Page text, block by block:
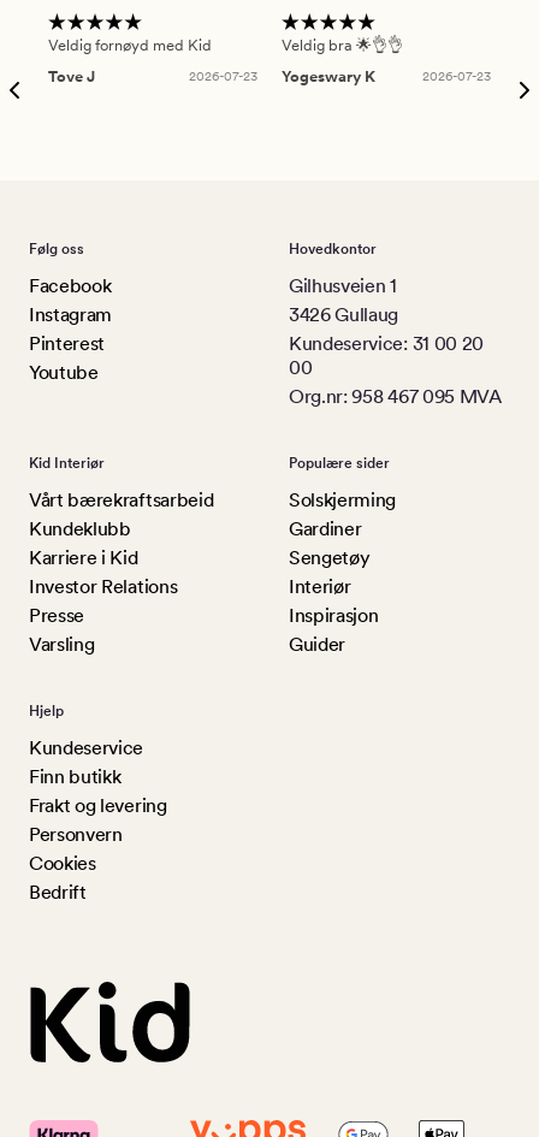
Veldig fornøyd med Kid
Tove J
2026-07-23
Veldig bra 🌟👌👌
Yogeswary K
2026-07-23
Følg oss
Facebook
Instagram
Pinterest
Youtube
Hovedkontor
Gilhusveien 1
3426 Gullaug
Kundeservice: 31 00 20
00
Org.nr: 958 467 095 MVA
Kid Interiør
Vårt bærekraftsarbeid
Kundeklubb
Karriere i Kid
Investor Relations
Presse
Varsling
Populære sider
Solskjerming
Gardiner
Sengetøy
Interiør
Inspirasjon
Guider
Hjelp
Kundeservice
Finn butikk
Frakt og levering
Personvern
Cookies
Bedrift